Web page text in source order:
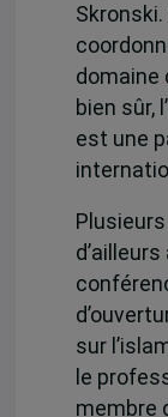
domaine
bien sûr,
est une
sur
le
membre